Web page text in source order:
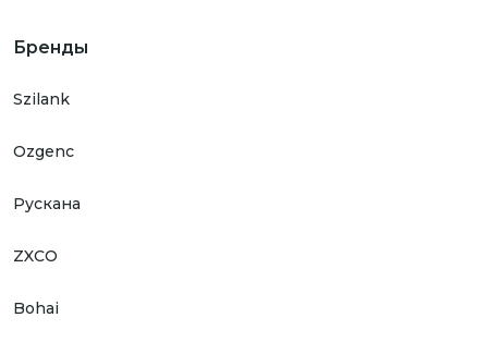
Бренды
Szilank
Ozgenc
Рускана
ZXCO
Bohai